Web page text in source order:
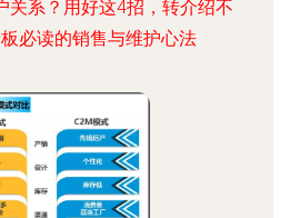
关系？用好这4招，转介绍不
必读的销售与维护心法